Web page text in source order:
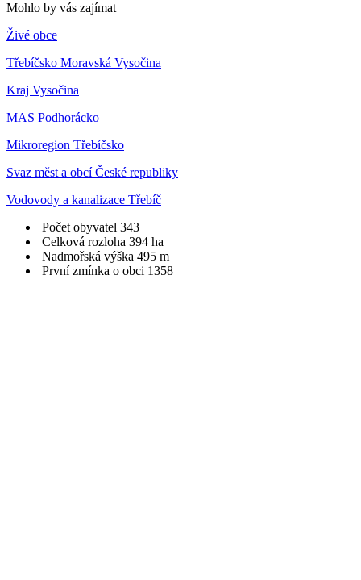
Mohlo by vás zajímat
Živé obce
Třebíčsko Moravská Vysočina
Kraj Vysočina
MAS Podhorácko
Mikroregion Třebíčsko
Svaz měst a obcí České republiky
Vodovody a kanalizace Třebíč
Počet obyvatel 343
Celková rozloha 394 ha
Nadmořská výška 495 m
První zmínka o obci 1358